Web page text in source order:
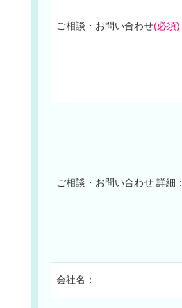
ご相談・お問い合わせ(必須)
ご相談・お問い合わせ 詳細：
会社名：